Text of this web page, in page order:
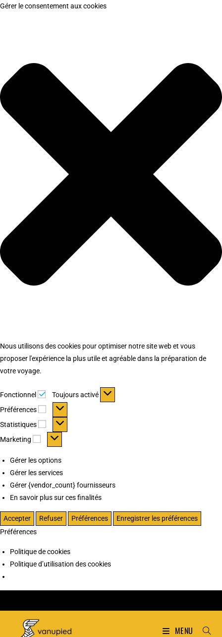
Gérer le consentement aux cookies
Nous utilisons des cookies pour optimiser notre site web et vous
proposer l'expérience la plus utile et agréable dans la préparation de
votre voyage.
Fonctionnel Fonctionnel
Toujours activé
Préférences
Préférences
Statistiques Statistiques
Marketing Marketing
Gérer les options
Gérer les services
Gérer {vendor_count} fournisseurs
En savoir plus sur ces finalités
Accepter Refuser Préférences
Enregistrer les préférences
Préférences
Politique de cookies
Politique d’utilisation des cookies
MENU